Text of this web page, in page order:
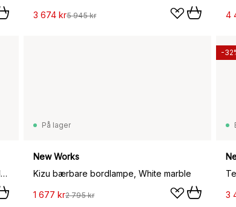
3 674 kr5 945 kr 4
Lantern Globe bordlampe small, Frosted white opal glass
På lager
New Works
Kizu bærbare bordlampe, White marble
1 677 kr2 795 kr 3
-